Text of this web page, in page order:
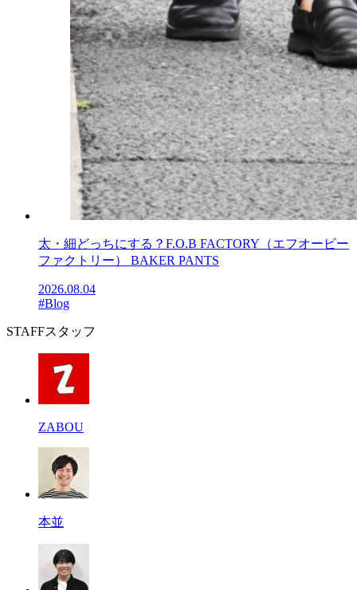
太・細どっちにする？F.O.B FACTORY（エフオービー
ファクトリー） BAKER PANTS
2026.08.04
#Blog
STAFFスタッフ
ZABOU
本並